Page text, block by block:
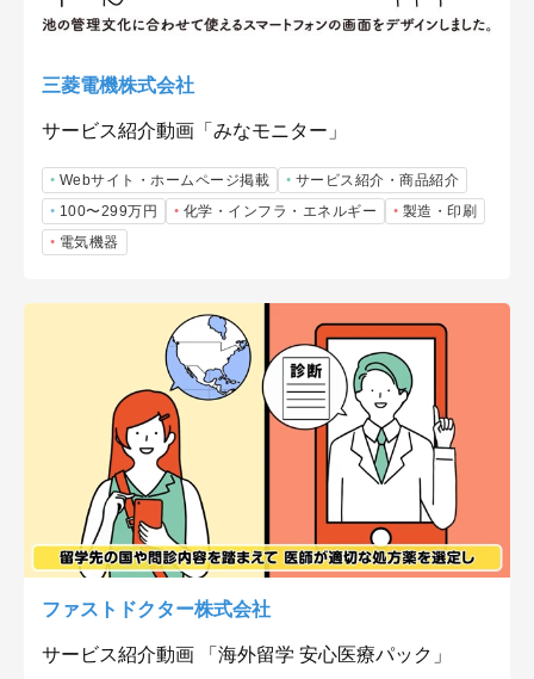
三菱電機株式会社
サービス紹介動画「みなモニター」
Webサイト・ホームページ掲載
サービス紹介・商品紹介
100〜299万円
化学・インフラ・エネルギー
製造・印刷
電気機器
ファストドクター株式会社
サービス紹介動画 「海外留学 安心医療パック」